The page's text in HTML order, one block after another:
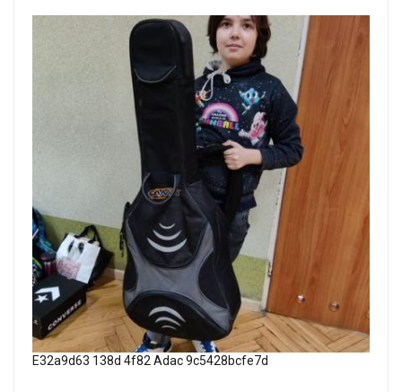
E32a9d63 138d 4f82 Adac 9c5428bcfe7d